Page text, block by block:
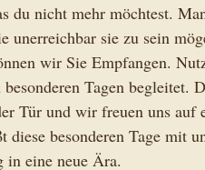
du nicht mehr möchtest.
unerreichbar sie zu sein
wir Sie Empfangen.
Tagen begleitet.
Tür und wir freuen uns
diese besonderen Tage mit
in eine neue Ära.